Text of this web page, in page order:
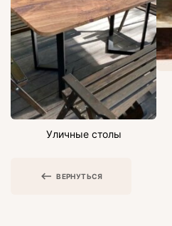
Уличные столы
ВЕРНУТЬСЯ